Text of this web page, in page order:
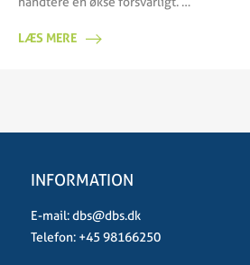
LÆS MERE
INFORMATION
E-mail:dbs@dbs.dk
Telefon: +45 98166250